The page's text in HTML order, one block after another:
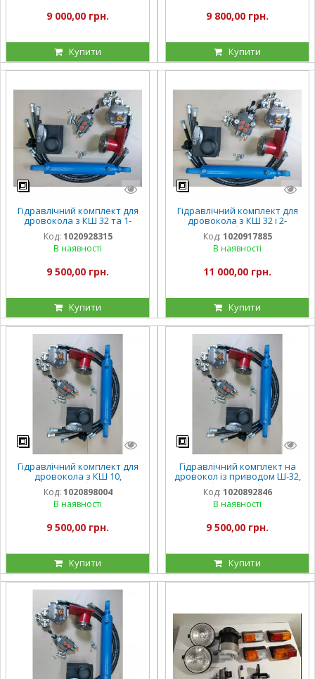
9 000,00 грн.
Купити
9 800,00 грн.
Купити
Гідравлічний комплект для
дровокола з КШ 32 та 1-
секційним розподілювачем
Р40
Код: 1020928315
В наявності
9 500,00 грн.
Купити
Гідравлічний комплект для
дровокола з КШ 32 і 2-
секційним болгарським
гідророзподільником Р80/
Р40
Код: 1020917885
В наявності
11 000,00 грн.
Купити
Гідравлічний комплект для
дровокола з КШ 10,
приводом НШ, болгарський
гідророзподільник
Код: 1020898004
В наявності
9 500,00 грн.
Купити
Гідравлічний комплект на
дровокол із приводом Ш-32,
болгарський
гідророзподільник
Код: 1020892846
В наявності
9 500,00 грн.
Купити